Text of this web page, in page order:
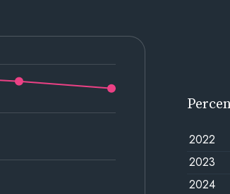
2022
2023
2024